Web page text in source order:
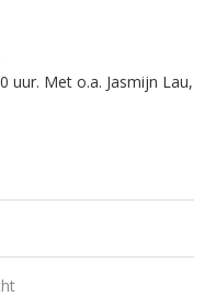
uur. Met o.a. Jasmijn Lau,